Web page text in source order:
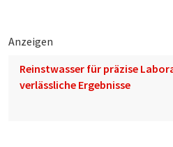
Anzeigen
Reinstwasser für präzise
verlässliche Ergebnisse